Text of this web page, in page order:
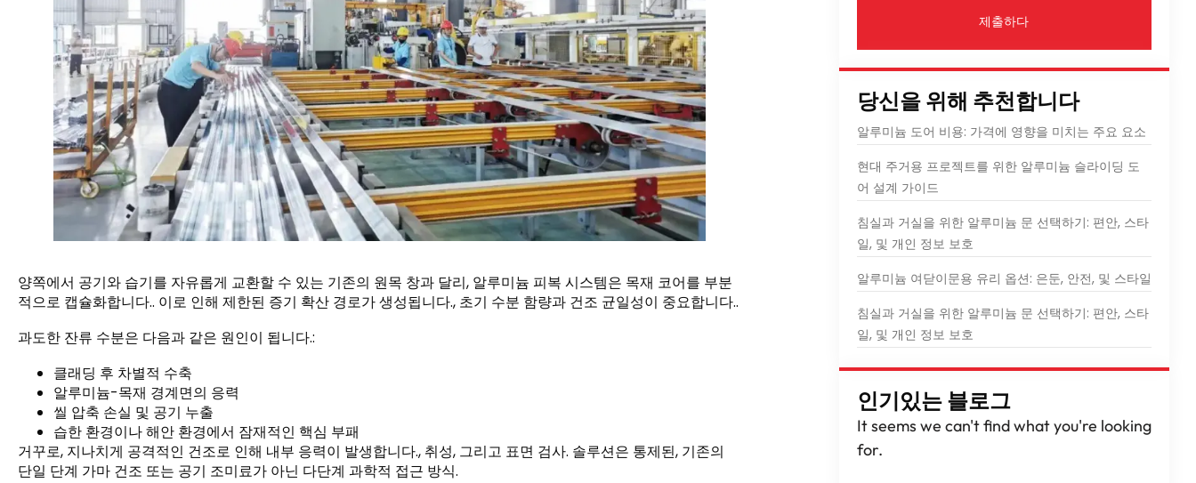
양쪽에서 공기와 습기를 자유롭게 교환할 수 있는 기존의 원목 창과 달리, 알루미늄 피복 시스템은 목재 코어를 부분
적으로 캡슐화합니다.. 이로 인해 제한된 증기 확산 경로가 생성됩니다., 초기 수분 함량과 건조 균일성이 중요합니다..
과도한 잔류 수분은 다음과 같은 원인이 됩니다.:
클래딩 후 차별적 수축
알루미늄-목재 경계면의 응력
씰 압축 손실 및 공기 누출
습한 환경이나 해안 환경에서 잠재적인 핵심 부패
거꾸로, 지나치게 공격적인 건조로 인해 내부 응력이 발생합니다., 취성, 그리고 표면 검사. 솔루션은 통제된, 기존의
단일 단계 가마 건조 또는 공기 조미료가 아닌 다단계 과학적 접근 방식.
제출하다
당신을 위해 추천합니다
알루미늄 도어 비용: 가격에 영향을 미치는 주요 요소
현대 주거용 프로젝트를 위한 알루미늄 슬라이딩 도
어 설계 가이드
침실과 거실을 위한 알루미늄 문 선택하기: 편안, 스타
일, 및 개인 정보 보호
알루미늄 여닫이문용 유리 옵션: 은둔, 안전, 및 스타일
침실과 거실을 위한 알루미늄 문 선택하기: 편안, 스타
일, 및 개인 정보 보호
인기있는 블로그
It seems we can't find what you're looking
for.